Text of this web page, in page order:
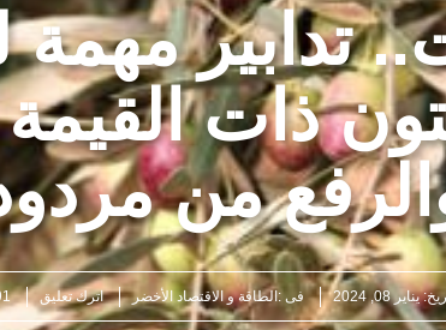
لمكافحة حرائق الغابات تدبير ملف الهجرة “مسؤولية مشتركة” والمغرب
عيد العرش المجيد المنتخب المغربي للسيدات يتأهل إلى ربع النهائي
نتيجة عوامل متداخلة في مقدمتها الاستغلال المغرض للفضاء الرقمي وترويج
تدابير
ذات
من
يناير 08, 2024 فى : الطاقة و الاقتصاد الأخضر اترك تعليق